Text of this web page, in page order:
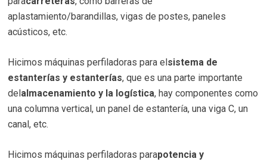
aplastamiento/barandillas, vigas de postes, paneles
acústicos, etc.
Hicimos máquinas perfiladoras para elsistema de
estanterías y estanterías, que es una parte importante
delalmacenamiento y la logística, hay componentes como
una columna vertical, un panel de estantería, una viga C, un
canal, etc.
Hicimos máquinas perfiladoras parapotencia y